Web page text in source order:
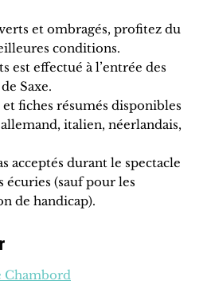
et ombragés, profitez du
conditions.
est effectué à l’entrée des
Saxe.
et fiches résumés disponibles
italien, néerlandais,
acceptés durant le spectacle
écuries (sauf pour les
de handicap).
Chambord